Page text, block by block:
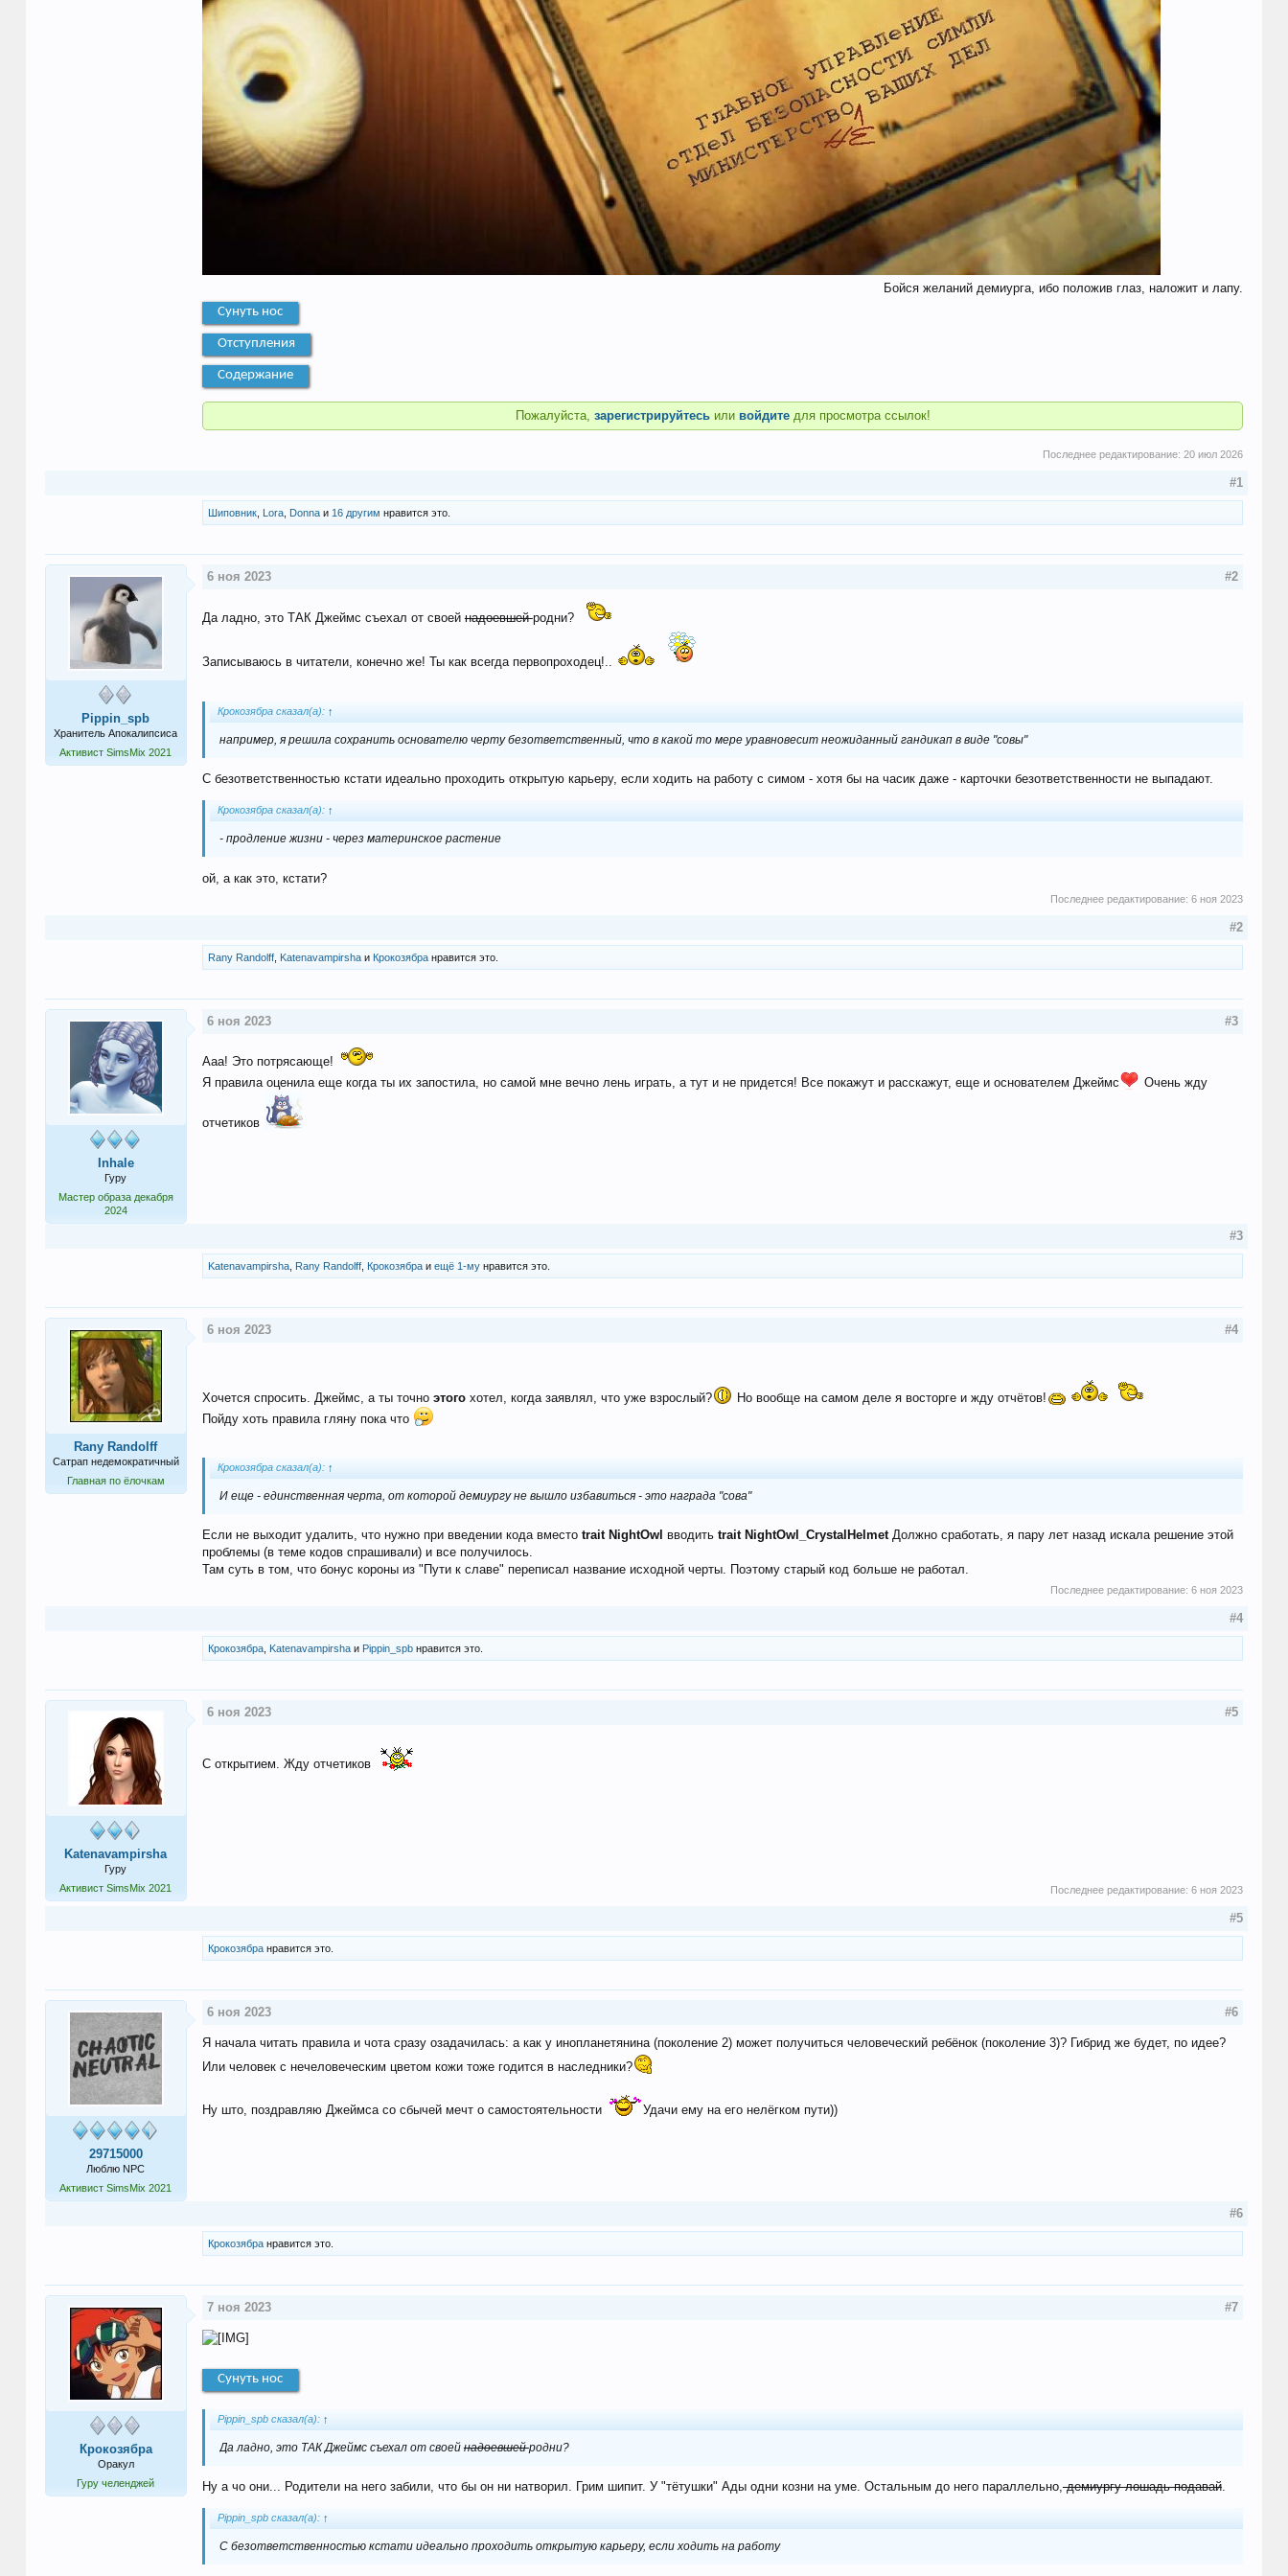
Бойся желаний демиурга, ибо положив глаз, наложит и лапу.​
Сунуть нос
Отступления
Содержание
Пожалуйста, зарегистрируйтесьили войдите для просмотра ссылок!
Последнее редактирование:20 июл 2026
#1
Шиповник, Lora, Donnaи 16 другим нравится это.
Pippin_spb
Хранитель Апокалипсиса
Активист SimsMix 2021
6 ноя 2023 #2
Да ладно, это ТАК Джеймс съехал от своейнадоевшейродни?
Записываюсь в читатели, конечно же! Ты как всегда первопроходец!..
Крокозябра сказал(а): ↑
например, я решила сохранить основателю черту безответственный, что в какой то мере уравновесит неожиданный гандикап в виде "совы"
С безответственностью кстати идеально проходить открытую карьеру, если ходить на работу с симом - хотя бы на часик даже - карточки безответственности не выпадают.
Крокозябра сказал(а): ↑
- продление жизни - через материнское растение
ой, а как это, кстати?
Последнее редактирование:6 ноя 2023
#2
Rany Randolff, Katenavampirshaи Крокозябранравится это.
Inhale
Гуру
Мастер образа декабря
2024
6 ноя 2023 #3
Ааа! Это потрясающе!
Я правила оценила еще когда ты их запостила, но самой мне вечно лень играть, а тут и не придется! Все покажут и расскажут, еще и основателем Джеймс
Очень жду
отчетиков
#3
Katenavampirsha, Rany Randolff, Крокозябраи ещё 1-мунравится это.
Rany Randolff
Сатрап недемократичный
Главная по ёлочкам
6 ноя 2023 #4
Хочется спросить. Джеймс, а ты точно этогохотел, когда заявлял, что уже взрослый?
Но вообще на самом деле я восторге и жду отчётов!
Пойду хоть правила гляну пока что
Крокозябра сказал(а): ↑
И еще - единственная черта, от которой демиургу не вышло избавиться - это награда "сова"
Если не выходит удалить, что нужно при введении кода вместоtrait NightOwl вводитьtrait NightOwl_CrystalHelmet Должно сработать, я пару лет назад искала решение этой
проблемы (в теме кодов спрашивали) и все получилось.
Там суть в том, что бонус короны из "Пути к славе" переписал название исходной черты. Поэтому старый код больше не работал.
Последнее редактирование:6 ноя 2023
#4
Крокозябра, Katenavampirshaи Pippin_spbнравится это.
Katenavampirsha
Гуру
Активист SimsMix 2021
6 ноя 2023 #5
С открытием. Жду отчетиков
Последнее редактирование:6 ноя 2023
#5
Крокозябранравится это.
29715000
Люблю NPC
Активист SimsMix 2021
6 ноя 2023 #6
Я начала читать правила и чота сразу озадачилась: а как у инопланетянина (поколение 2) может получиться человеческий ребёнок (поколение 3)? Гибрид же будет, по идее?
Или человек с нечеловеческим цветом кожи тоже годится в наследники?
Ну што, поздравляю Джеймса со сбычей мечт о самостоятельности Удачи ему на его нелёгком пути))
#6
Крокозябранравится это.
Крокозябра
Оракул
Гуру челенджей
7 ноя 2023 #7
Сунуть нос
Pippin_spb сказал(а): ↑
Да ладно, это ТАК Джеймс съехал от своейнадоевшейродни?
Ну а чо они... Родители на него забили, что бы он ни натворил. Грим шипит. У "тётушки" Ады одни козни на уме. Остальным до него параллельно,демиургу лошадь подавай.
Pippin_spb сказал(а): ↑
С безответственностью кстати идеально проходить открытую карьеру, если ходить на работу